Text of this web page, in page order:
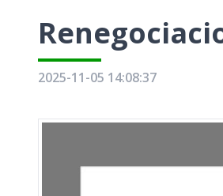
2025-11-05 14:08:37